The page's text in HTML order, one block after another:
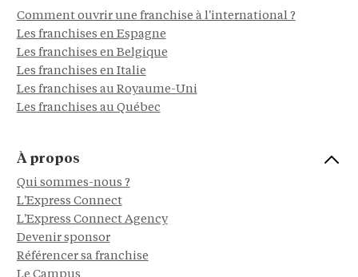
Comment ouvrir une franchise à l'international ?
Les franchises en Espagne
Les franchises en Belgique
Les franchises en Italie
Les franchises au Royaume-Uni
Les franchises au Québec
À propos
Qui sommes-nous ?
L'Express Connect
L'Express Connect Agency
Devenir sponsor
Référencer sa franchise